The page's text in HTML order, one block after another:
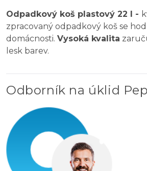
Odpadkový koš plastový 22 l -
zpracovaný odpadkový koš se
domácnosti. Vysoká kvalita
lesk barev.
Odborník na úklid